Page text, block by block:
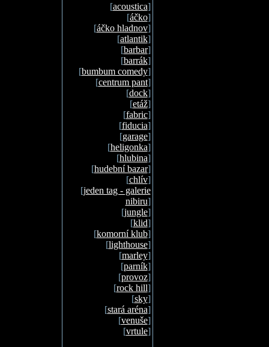
[acoustica]
[áčko]
[áčko hladnov]
[atlantik]
[barbar]
[barrák]
[bumbum comedy]
[centrum pant]
[dock]
[etáž]
[fabric]
[fiducia]
[garage]
[heligonka]
[hlubina]
[hudební bazar]
[chlív]
[jeden tag - galerie
nibiru]
[jungle]
[klid]
[komorní klub]
[lighthouse]
[marley]
[parník]
[provoz]
[rock hill]
[sky]
[stará aréna]
[venuše]
[vrtule]